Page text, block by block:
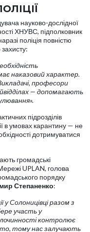
науково-дослідної
ХНУВС, підполковник
поліція повністю
наказовий характер.
професори
— допомагають
підрозділів
в умовах карантину — не
дотримуватися
громадські
UPLAN, голова
порядку
Степаненко:
у Солоницівці разом з
участь у
контролює
тому нас залучають